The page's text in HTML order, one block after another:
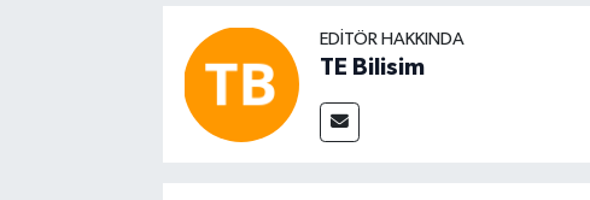
EDITÖR HAKKINDA
TE Bilisim